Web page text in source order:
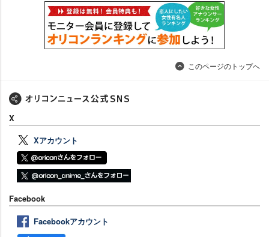
このページのトップへ
X
Xアカウント
Facebook
Facebookアカウント